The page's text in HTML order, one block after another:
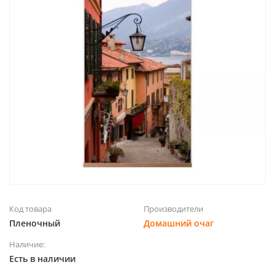
Код товара
Пленочный
Производители
Домашний очаг
Наличие:
Есть в наличии